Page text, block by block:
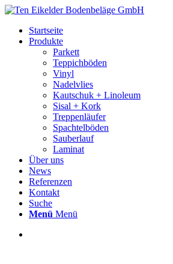
Startseite
Produkte
Parkett
Teppichböden
Vinyl
Nadelvlies
Kautschuk + Linoleum
Sisal + Kork
Treppenläufer
Spachtelböden
Sauberlauf
Laminat
Über uns
News
Referenzen
Kontakt
Suche
Menü Menü